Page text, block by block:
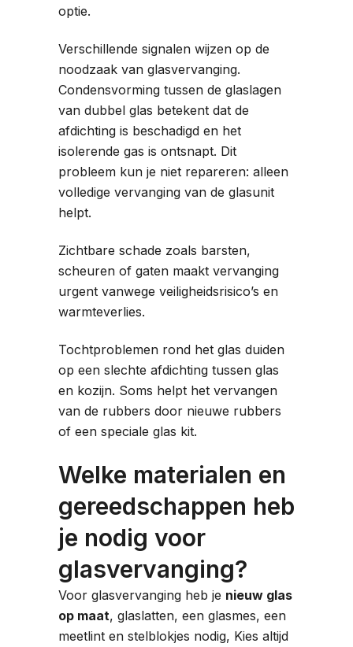
optie.
Verschillende signalen wijzen op de
noodzaak van glasvervanging.
Condensvorming tussen de glaslagen
van dubbel glas betekent dat de
afdichting is beschadigd en het
isolerende gas is ontsnapt. Dit
probleem kun je niet repareren: alleen
volledige vervanging van de glasunit
helpt.
Zichtbare schade zoals barsten,
scheuren of gaten maakt vervanging
urgent vanwege veiligheidsrisico’s en
warmteverlies.
Tochtproblemen rond het glas duiden
op een slechte afdichting tussen glas
en kozijn. Soms helpt het vervangen
van de rubbers door nieuwe rubbers
of een speciale glas kit.
Welke materialen en
gereedschappen heb
je nodig voor
glasvervanging?
Voor glasvervanging heb je nieuw glas
op maat, glaslatten, een glasmes, een
meetlint en stelblokjes nodig, Kies altijd